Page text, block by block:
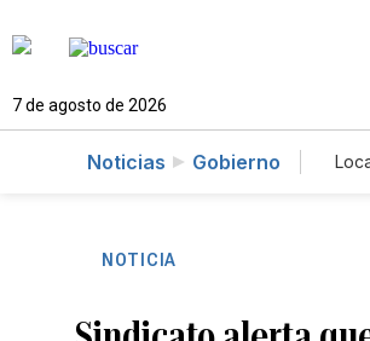
7 de agosto de 2026
Noticias Gobierno
NOTICIA